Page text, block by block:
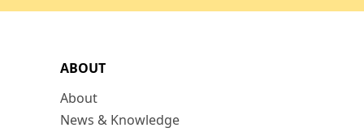
ABOUT
About
News & Knowledge